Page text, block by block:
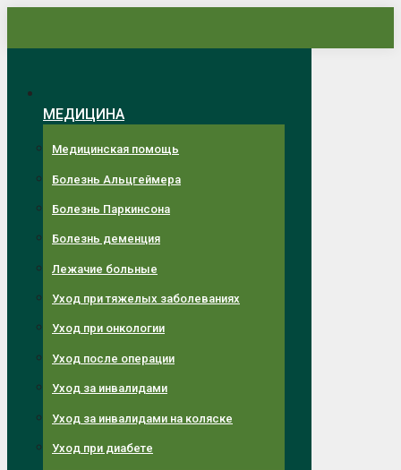
МЕДИЦИНА
Медицинская помощь
Болезнь Альцгеймера
Болезнь Паркинсона
Болезнь деменция
Лежачие больные
Уход при тяжелых заболеваниях
Уход при онкологии
Уход после операции
Уход за инвалидами
Уход за инвалидами на коляске
Уход при диабете